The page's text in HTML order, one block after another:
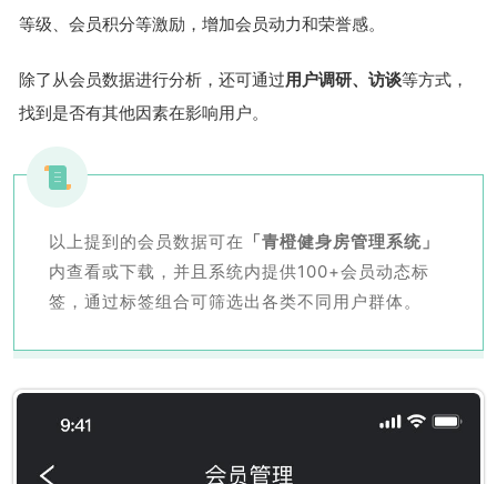
等级、会员积分等激励，增加会员动力和荣誉感。
除了从会员数据进行分析，还可通过用户调研、访谈等方式，
找到是否有其他因素在影响用户。
以上提到的会员数据可在 「青橙健身房管理系统」
内查看或下载，并且系统内提供100+会员动态标
签，通过标签组合可筛选出各类不同用户群体。